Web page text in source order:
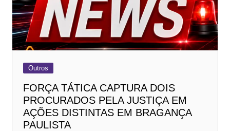
Outros
FORÇA TÁTICA CAPTURA DOIS
PROCURADOS PELA JUSTIÇA EM
AÇÕES DISTINTAS EM BRAGANÇA
PAULISTA